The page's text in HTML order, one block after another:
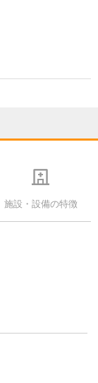
施設・設備の特徴